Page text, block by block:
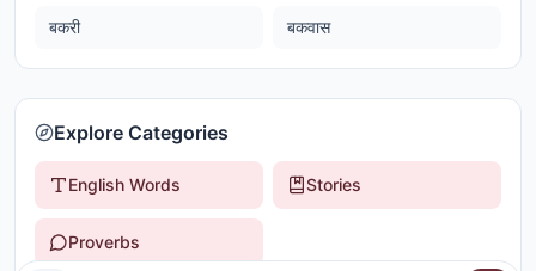
बकरी बकवास
Explore Categories
English Words Stories
Proverbs